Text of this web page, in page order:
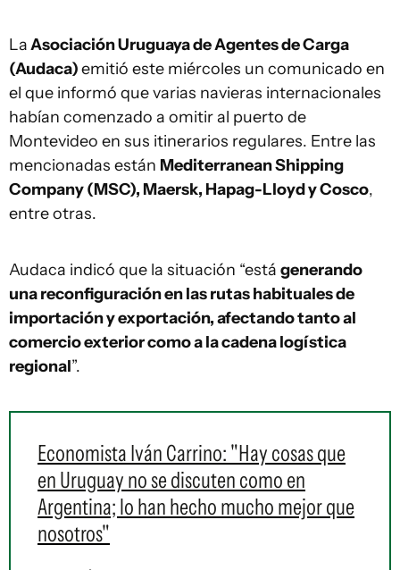
LaAsociación Uruguaya de Agentes de Carga
(Audaca)emitió este miércoles un comunicado en
el que informó que varias navieras internacionales
habían comenzado a omitir al puerto de
Montevideo en sus itinerarios regulares. Entre las
mencionadas están Mediterranean Shipping
Company (MSC), Maersk, Hapag-Lloyd y Cosco,
entre otras.
Audaca indicó que la situación “está generando
una reconfiguración en las rutas habituales de
importación y exportación, afectando tanto al
comercio exterior como a la cadena logística
regional”.
Economista Iván Carrino: "Hay cosas que
en Uruguay no se discuten como en
Argentina; lo han hecho mucho mejor que
nosotros"